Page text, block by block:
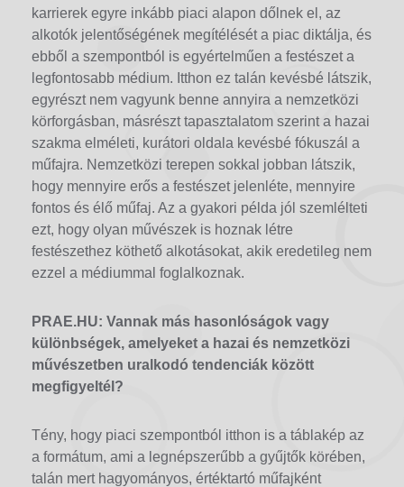
karrierek egyre inkább piaci alapon dőlnek el, az
alkotók jelentőségének megítélését a piac diktálja, és
ebből a szempontból is egyértelműen a festészet a
legfontosabb médium. Itthon ez talán kevésbé látszik,
egyrészt nem vagyunk benne annyira a nemzetközi
körforgásban, másrészt tapasztalatom szerint a hazai
szakma elméleti, kurátori oldala kevésbé fókuszál a
műfajra. Nemzetközi terepen sokkal jobban látszik,
hogy mennyire erős a festészet jelenléte, mennyire
fontos és élő műfaj. Az a gyakori példa jól szemlélteti
ezt, hogy olyan művészek is hoznak létre
festészethez köthető alkotásokat, akik eredetileg nem
ezzel a médiummal foglalkoznak.
PRAE.HU: Vannak más hasonlóságok vagy
különbségek, amelyeket a hazai és nemzetközi
művészetben uralkodó tendenciák között
megfigyeltél?
Tény, hogy piaci szempontból itthon is a táblakép az
a formátum, ami a legnépszerűbb a gyűjtők körében,
talán mert hagyományos, értéktartó műfajként